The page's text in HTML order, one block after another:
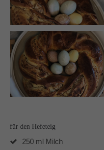
Schreibt mir!
technikgenuss
Maren Kuçi
Keplerstr. 65
41236 Mönchengladbach
0151 42130988
für den Hefeteig
250 ml Milch